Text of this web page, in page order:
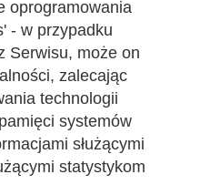
oprogramowania
- w przypadku
Serwisu, może on
zalecając
technologii
systemów
służącymi
statystykom